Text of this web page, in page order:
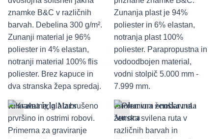
Kravatna igla Mars
Enobarvna ženska ruta
Aurora